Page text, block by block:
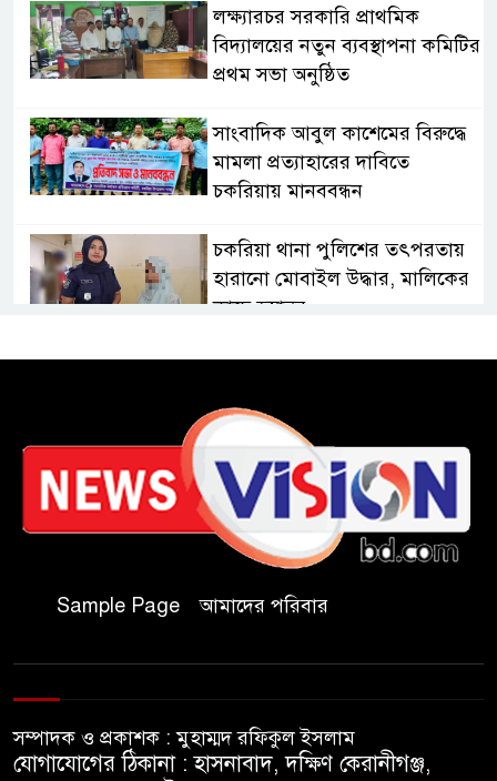
লক্ষ্যারচর সরকারি প্রাথমিক
বিদ্যালয়ের নতুন ব্যবস্থাপনা কমিটির
প্রথম সভা অনুষ্ঠিত
সাংবাদিক আবুল কাশেমের বিরুদ্ধে
মামলা প্রত্যাহারের দাবিতে
চকরিয়ায় মানববন্ধন
চকরিয়া থানা পুলিশের তৎপরতায়
হারানো মোবাইল উদ্ধার, মালিকের
কাছে হস্তান্তর
চকরিয়ায় বন্যা-পাহাড়ধসে
চকরিয়ায় আবাসিক হোটেলে
পুলিশের অভিযান, গ্রেপ্তার-৩
কক্সবাজারের কৃতিসন্তান শামীম
উদ্দিন চৌধুরী বাংলাদেশ ব্যাংকে
জয়েন্ট ডিরেক্টর পদে পদোন্নতি
প্রধানমন্ত্রী
Sample Page আমাদের পরিবার
সম্পাদক ও প্রকাশক : মুহাম্মদ রফিকুল ইসলাম
যোগাযোগের ঠিকানা : হাসনাবাদ, দক্ষিণ কেরানীগঞ্জ,